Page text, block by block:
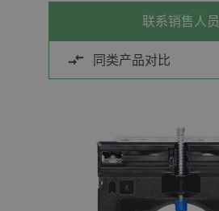
联系销售人员
同类产品对比